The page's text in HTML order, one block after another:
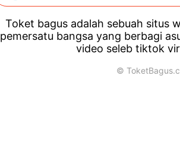
Toket bagus adalah sebuah situs
pemersatu bangsa yang berbagi
video seleb tiktok
©